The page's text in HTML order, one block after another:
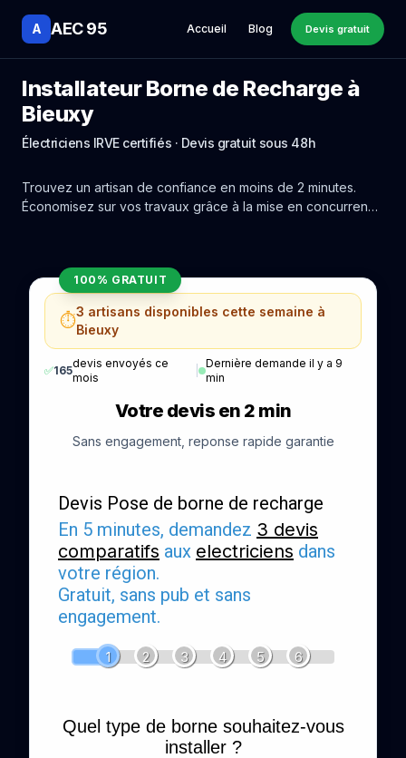
A AEC 95 Accueil Blog Devis gratuit
Installateur Borne de Recharge à
Bieuxy
Électriciens IRVE certifiés · Devis gratuit sous 48h
Trouvez un artisan de confiance en moins de 2 minutes.
Économisez sur vos travaux grâce à la mise en concurrence
100% GRATUIT
⏱️3 artisans disponibles cette semaine à
Bieuxy
✅165
devis envoyés ce
mois
|
Dernière demande il y a 9
min
Votre devis en 2 min
Sans engagement, reponse rapide garantie
Devis Pose de borne de recharge
En 5 minutes, demandez 3 devis
comparatifs aux electriciens dans
votre région.
Gratuit, sans pub et sans
engagement.
1 2 3 4 5 6
Quel type de borne souhaitez-vous
installer ?